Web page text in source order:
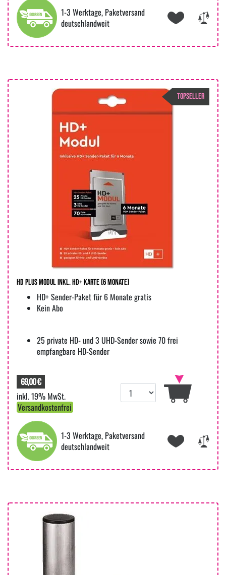
1-3 Werktage, Paketversand
deutschlandweit
TOPSELLER
HD PLUS Modul inkl. HD+ Karte (6 Monate)
HD+ Sender-Paket für 6 Monate gratis
Kein Abo
25 private HD- und 3 UHD-Sender sowie 70 frei
empfangbare HD-Sender
69,00 €
inkl. 19% MwSt.
Versandkostenfrei
1-3 Werktage, Paketversand
deutschlandweit